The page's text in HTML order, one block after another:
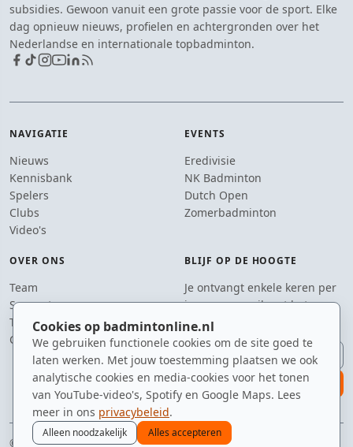
Cookies op badmintonline.nl
We gebruiken functionele cookies om de site goed te
laten werken. Met jouw toestemming plaatsen we ook
analytische cookies en media-cookies voor het tonen
van YouTube-video's, Spotify en Google Maps. Lees
meer in ons privacybeleid.
Alleen noodzakelijk Alles accepteren
subsidies. Gewoon vanuit een grote passie voor de sport. Elke
dag opnieuw nieuws, profielen en achtergronden over het
Nederlandse en internationale topbadminton.
NAVIGATIE
Nieuws
Kennisbank
Spelers
Clubs
Video's
EVENTS
Eredivisie
NK Badminton
Dutch Open
Zomerbadminton
OVER ONS
Team
Supporters
Tip de redactie
Contact
BLIJF OP DE HOOGTE
Je ontvangt enkele keren per
jaar een e-mail met het
laatste badmintonnieuws.
E-mailadres
aanmelden
© 2010–2026 badmintonline.nl · gemaakt met een nét te enthousiaste